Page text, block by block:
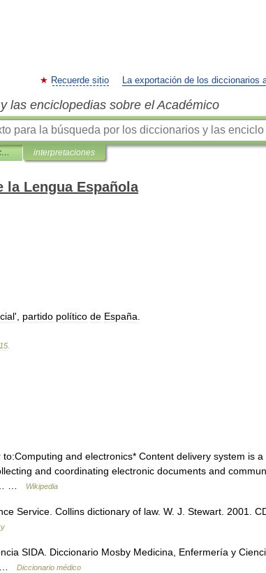
Recuerde sitio La exportación de los diccionarios
las enciclopedias sobre el Académico
Diccionario Salamanca de la Lengua Española interpretaciones
la Lengua Española
', partido político de España
and electronics* Content delivery system is a
and coordinating electronic documents and
…
Wikipedia
Service. Collins dictionary of law. W. J. Stewart. 2001.
SIDA. Diccionario Mosby Medicina, Enfermería y
…
Diccionario médico